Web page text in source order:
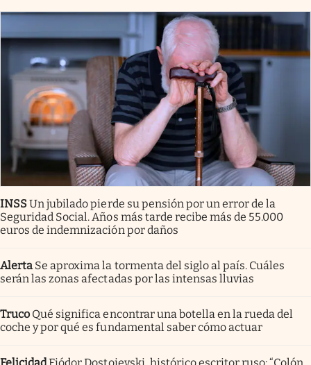
INSSUn jubilado pierde su pensión por un error de la
Seguridad Social. Años más tarde recibe más de 55.000
euros de indemnización por daños
Alerta Se aproxima la tormenta del siglo al país. Cuáles
serán las zonas afectadas por las intensas lluvias
Truco Qué significa encontrar una botella en la rueda del
coche y por qué es fundamental saber cómo actuar